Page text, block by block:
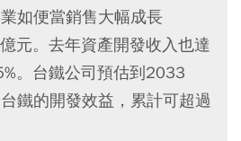
如便當銷售大幅成長
元。去年資產開發收入也達
。台鐵公司預估到2033
鐵的開發效益，累計可超過